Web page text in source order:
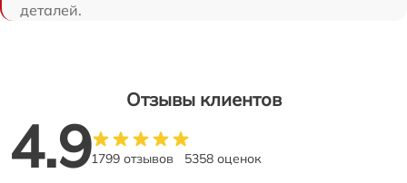
деталей.
Отзывы клиентов
4.91799 отзывов 5358 оценок